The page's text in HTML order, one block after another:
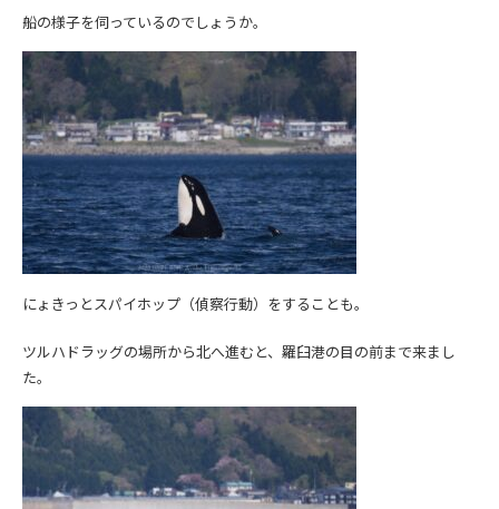
船の様子を伺っているのでしょうか。
にょきっとスパイホップ（偵察行動）をすることも。
ツルハドラッグの場所から北へ進むと、羅臼港の目の前まで来まし
た。